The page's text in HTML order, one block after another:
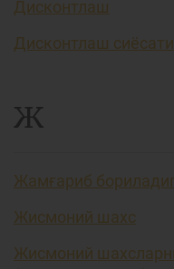
Дисконтлаш
Дисконтлаш сиёсати
Ж
Жамғариб
Жисмоний шахс
Жисмоний